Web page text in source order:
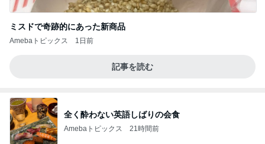
ミスドで奇跡的にあった新商品
Amebaトピックス 1日前
記事を読む
全く酔わない英語しばりの会食
Amebaトピックス 21時間前